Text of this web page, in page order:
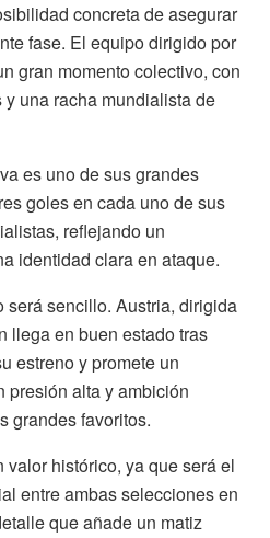
concreta de asegurar
fase. El equipo dirigido por
gran momento colectivo, con
una racha mundialista de
es uno de sus grandes
goles en cada uno de sus
reflejando un
identidad clara en ataque.
será sencillo. Austria, dirigida
llega en buen estado tras
estreno y promete un
presión alta y ambición
grandes favoritos.
histórico, ya que será el
entre ambas selecciones en
que añade un matiz